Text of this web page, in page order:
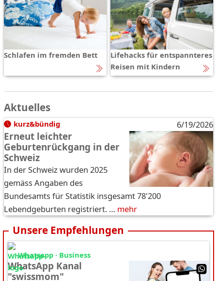
Schlafen im fremden Bett
Lifehacks für entspannteres
Reisen mit Kindern
Aktuelles
kurz&bündig 6/19/2026
Erneut leichter
Geburtenrückgang in der
Schweiz
In der Schweiz wurden 2025
gemäss Angaben des
Bundesamts für Statistik insgesamt 78'200
Lebendgeburten registriert. … mehr
Unsere Empfehlungen
Whatsapp · Business
WhatsApp Kanal
"swissmom"